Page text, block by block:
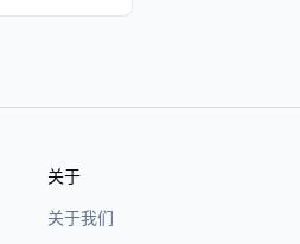
关于
关于我们